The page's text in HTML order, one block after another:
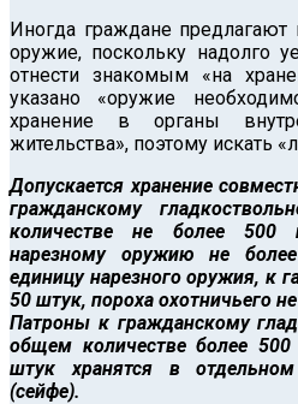
Иногда граждане предлагают
оружие, поскольку надолго
отнести знакомым «на
указано «оружие
хранение в органы
жительства», поэтому искать
Допускается хранение
гражданскому
количестве не более 500
нарезному оружию не
единицу нарезного оружия, к
50 штук, пороха охотничьего
Патроны к гражданскому
общем количестве более
штук хранятся в
(сейфе).